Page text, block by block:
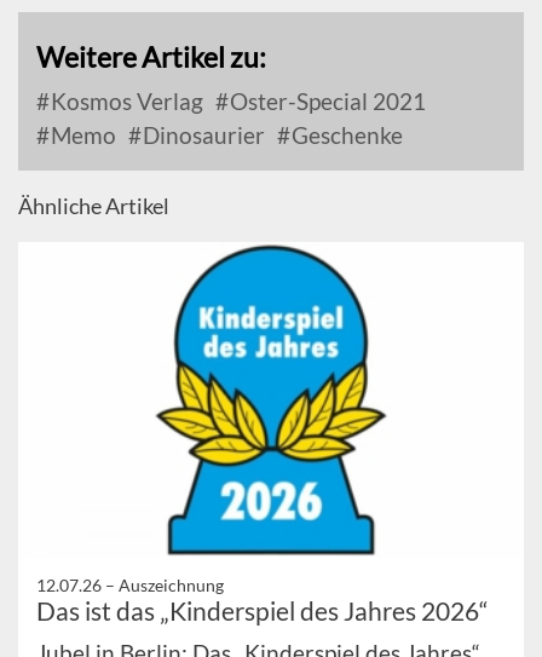
Weitere Artikel zu:
Kosmos Verlag
Oster-Special 2021
Memo
Dinosaurier Geschenke
Ähnliche Artikel
12.07.26 – Auszeichnung
Das ist das „Kinderspiel des Jahres 2026“